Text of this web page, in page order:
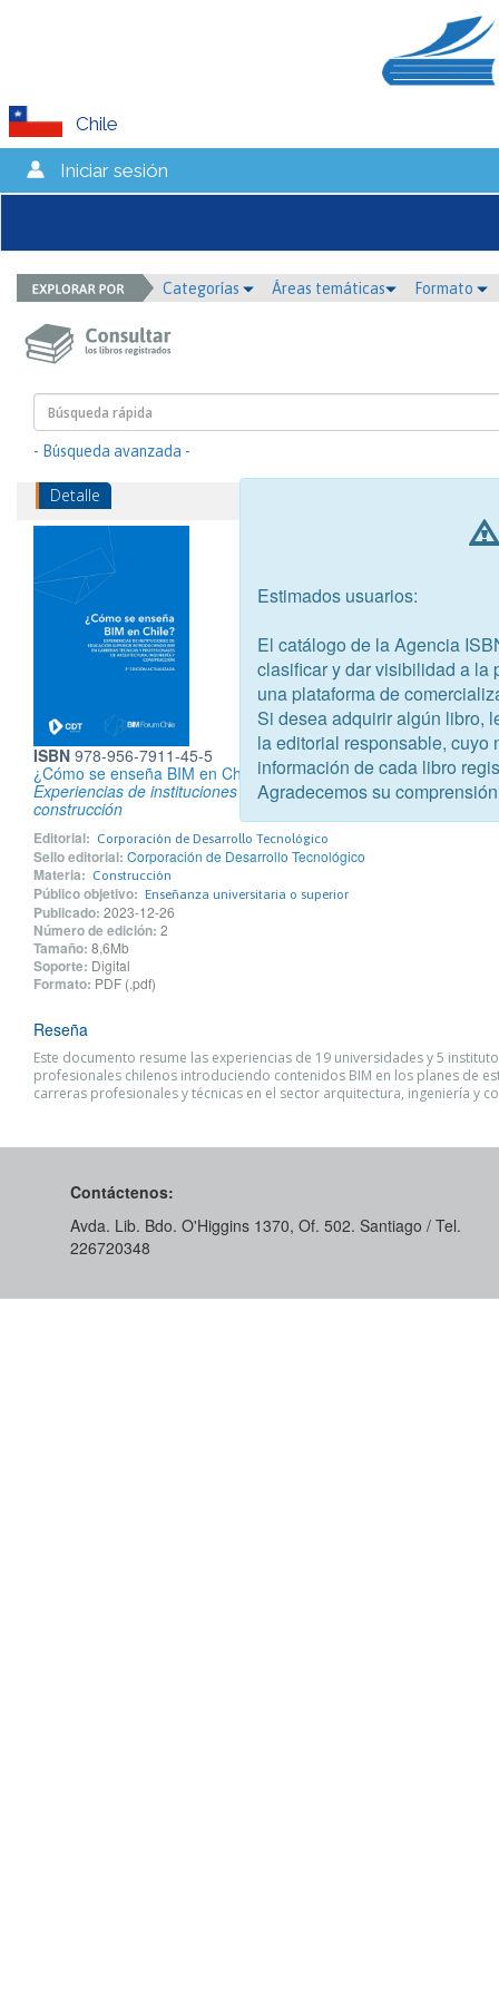
Chile
Iniciar sesión
Categorías Áreas temáticas Formato
- Búsqueda avanzada -
Detalle
ISBN 978-956-7911-45-5
¿Cómo se enseña BIM en Chile?
Experiencias de instituciones de educación superior
construcción
Editorial: Corporación de Desarrollo Tecnológico
Sello editorial: Corporación de Desarrollo Tecnológico
Materia: Construcción
Público objetivo: Enseñanza universitaria o superior
Publicado: 2023-12-26
Número de edición: 2
Tamaño: 8,6Mb
Soporte: Digital
Formato: PDF (.pdf)
Reseña
Este documento resume las experiencias de 19 universidades y 5
profesionales chilenos introduciendo contenidos BIM en los planes de
carreras profesionales y técnicas en el sector arquitectura, ingeniería y
Contáctenos:
Avda. Lib. Bdo. O'Higgins 1370, Of. 502. Santiago / Tel.
226720348
Estimados usuarios:
El catálogo de la Agencia
clasificar y dar visibilidad a la
una plataforma de
Si desea adquirir algún libro,
la editorial responsable, cuyo
información de cada libro
Agradecemos su